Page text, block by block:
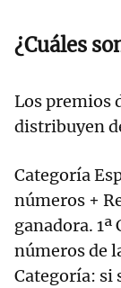
¿Cuáles
Los premios
distribuyen
Categoría
números +
ganadora. 1ª
números de
Categoría: si